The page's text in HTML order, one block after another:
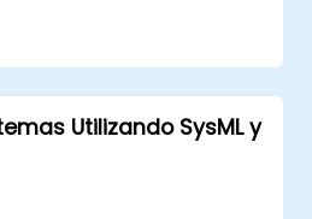
técnicas de análisis
favor.
para
con
mediante
Utilizando SysML y